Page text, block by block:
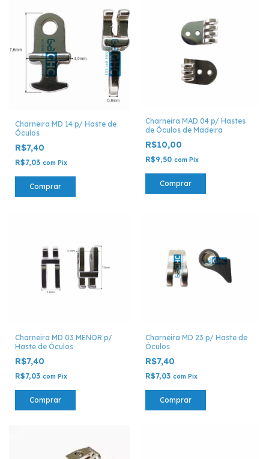
Charneira MD 14 p/ Haste de
Óculos
R$7,40
R$7,03 com Pix
Comprar
Charneira MAD 04 p/ Hastes
de Óculos de Madeira
R$10,00
R$9,50 com Pix
Comprar
Charneira MD 03 MENOR p/
Haste de Óculos
R$7,40
R$7,03 com Pix
Comprar
Charneira MD 23 p/ Haste de
Óculos
R$7,40
R$7,03 com Pix
Comprar